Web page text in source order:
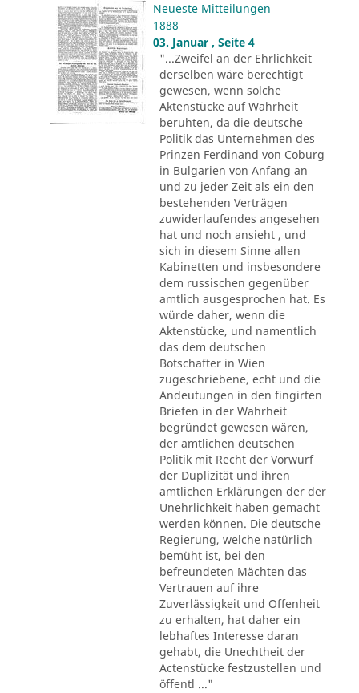
Neueste Mitteilungen
1888
03. Januar , Seite 4
"...Zweifel an der Ehrlichkeit
derselben wäre berechtigt
gewesen, wenn solche
Aktenstücke auf Wahrheit
beruhten, da die deutsche
Politik das Unternehmen des
Prinzen Ferdinand von Coburg
in Bulgarien von Anfang an
und zu jeder Zeit als ein den
bestehenden Verträgen
zuwiderlaufendes angesehen
hat und noch ansieht , und
sich in diesem Sinne allen
Kabinetten und insbesondere
dem russischen gegenüber
amtlich ausgesprochen hat. Es
würde daher, wenn die
Aktenstücke, und namentlich
das dem deutschen
Botschafter in Wien
zugeschriebene, echt und die
Andeutungen in den fingirten
Briefen in der Wahrheit
begründet gewesen wären,
der amtlichen deutschen
Politik mit Recht der Vorwurf
der Duplizität und ihren
amtlichen Erklärungen der der
Unehrlichkeit haben gemacht
werden können. Die deutsche
Regierung, welche natürlich
bemüht ist, bei den
befreundeten Mächten das
Vertrauen auf ihre
Zuverlässigkeit und Offenheit
zu erhalten, hat daher ein
lebhaftes Interesse daran
gehabt, die Unechtheit der
Actenstücke festzustellen und
öffentl ..."